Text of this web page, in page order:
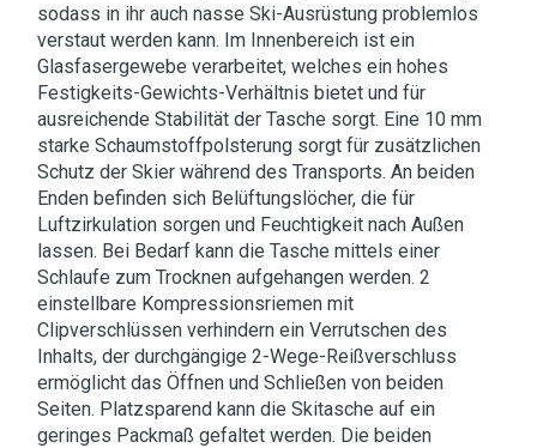
sodass in ihr auch nasse Ski-Ausrüstung problemlos
verstaut werden kann. Im Innenbereich ist ein
Glasfasergewebe verarbeitet, welches ein hohes
Festigkeits-Gewichts-Verhältnis bietet und für
ausreichende Stabilität der Tasche sorgt. Eine 10 mm
starke Schaumstoffpolsterung sorgt für zusätzlichen
Schutz der Skier während des Transports. An beiden
Enden befinden sich Belüftungslöcher, die für
Luftzirkulation sorgen und Feuchtigkeit nach Außen
lassen. Bei Bedarf kann die Tasche mittels einer
Schlaufe zum Trocknen aufgehangen werden. 2
einstellbare Kompressionsriemen mit
Clipverschlüssen verhindern ein Verrutschen des
Inhalts, der durchgängige 2-Wege-Reißverschluss
ermöglicht das Öffnen und Schließen von beiden
Seiten. Platzsparend kann die Skitasche auf ein
geringes Packmaß gefaltet werden. Die beiden